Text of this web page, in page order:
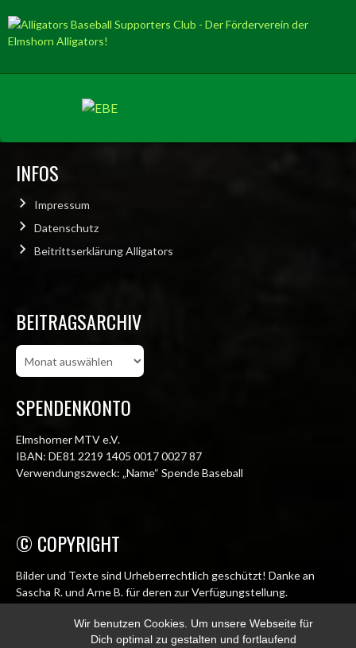
Wir benutzen Cookies. Um unsere Webseite für
Dich optimal zu gestalten und fortlaufend
INFOS
Impressum
Datenschutz
Beitrittserklärung Alligators
BEITRAGSARCHIV
Beitragsarchiv
SPENDENKONTO
Elmshorner MTV e.V.
IBAN: DE81 2219 1405 0017 0027 87
Verwendungszweck: „Name“ Spende Baseball
© COPYRIGHT
Bilder und Texte sind Urheberrechtlich geschützt! Danke an
Sascha R. und Arne B. für deren zur Verfügungstellung.
© Elmshorn Alligators 1998 – 2026